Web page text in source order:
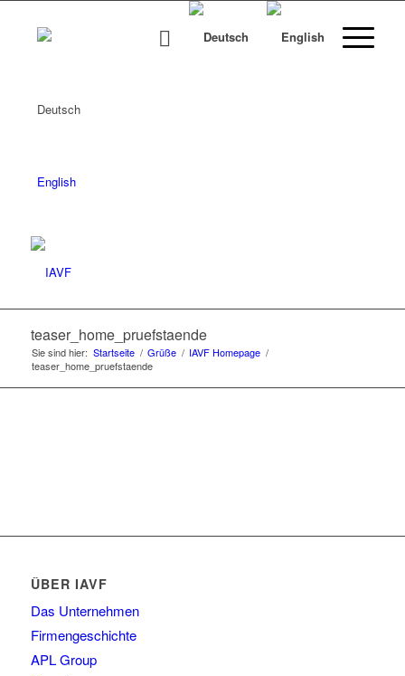
Deutsch
English
teaser_home_pruefstaende
Sie sind hier: Startseite / Grüße / IAVF Homepage /
teaser_home_pruefstaende
ÜBER IAVF
Das Unternehmen
Firmengeschichte
APL Group